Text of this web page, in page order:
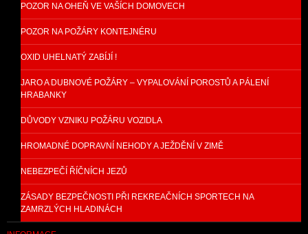
POZOR NA OHEŇ VE VAŠÍCH DOMOVECH
POZOR NA POŽÁRY KONTEJNÉRU
OXID UHELNATÝ ZABÍJÍ !
JARO A DUBNOVÉ POŽÁRY – VYPALOVÁNÍ POROSTŮ A PÁLENÍ
HRABANKY
DŮVODY VZNIKU POŽÁRU VOZIDLA
HROMADNÉ DOPRAVNÍ NEHODY A JEŽDĚNÍ V ZIMĚ
NEBEZPEČÍ ŘÍČNÍCH JEZŮ
ZÁSADY BEZPEČNOSTI PŘI REKREAČNÍCH SPORTECH NA
ZAMRZLÝCH HLADINÁCH